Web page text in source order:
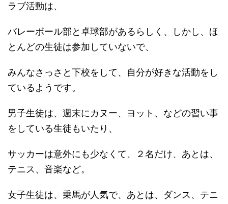
ラブ活動は、
バレーボール部と卓球部があるらしく、しかし、ほ
とんどの生徒は参加していないで、
みんなさっさと下校をして、自分が好きな活動をし
ているようです。
男子生徒は、週末にカヌー、ヨット、などの習い事
をしている生徒もいたり、
サッカーは意外にも少なくて、２名だけ、あとは、
テニス、音楽など。
女子生徒は、乗馬が人気で、あとは、ダンス、テニ